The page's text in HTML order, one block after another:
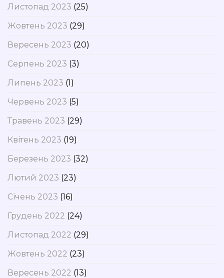
Листопад 2023 (25)
Жовтень 2023 (29)
Вересень 2023 (20)
Серпень 2023 (3)
Липень 2023 (1)
Червень 2023 (5)
Травень 2023 (29)
Квітень 2023 (19)
Березень 2023 (32)
Лютий 2023 (23)
Січень 2023 (16)
Грудень 2022 (24)
Листопад 2022 (29)
Жовтень 2022 (23)
Вересень 2022 (13)